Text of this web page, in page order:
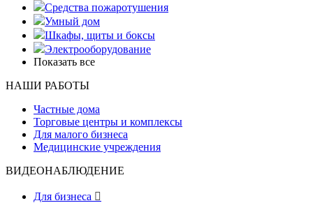
Средства пожаротушения
Умный дом
Шкафы, щиты и боксы
Электрооборудование
Показать все
НАШИ РАБОТЫ
Частные дома
Торговые центры и комплексы
Для малого бизнеса
Медицинские учреждения
ВИДЕОНАБЛЮДЕНИЕ
Для бизнеса 